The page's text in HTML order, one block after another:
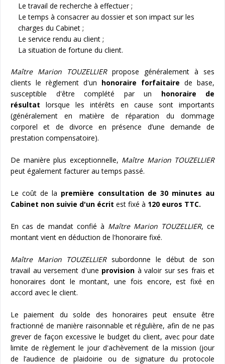
Le travail de recherche à effectuer ;
Le temps à consacrer au dossier et son impact sur les
charges du Cabinet ;
Le service rendu au client ;
La situation de fortune du client.
Maître Marion TOUZELLIERpropose généralement à ses
clients le règlement d'un honoraire forfaitaire de base,
susceptible d'être complété par un honoraire de
résultat lorsque les intérêts en cause sont importants
(généralement en matière de réparation du dommage
corporel et de divorce en présence d’une demande de
prestation compensatoire).
De manière plus exceptionnelle, Maître Marion TOUZELLIER
peut également facturer au temps passé.
Le coût de la première consultation de 30 minutes au
Cabinet non suivie d'un écrit est fixé à 120 euros TTC.
En cas de mandat confié à Maître Marion TOUZELLIER, ce
montant vient en déduction de l'honoraire fixé.
Maître Marion TOUZELLIERsubordonne le début de son
travail au versement d'une provision à valoir sur ses frais et
honoraires dont le montant, une fois encore, est fixé en
accord avec le client.
Le paiement du solde des honoraires peut ensuite être
fractionné de manière raisonnable et régulière, afin de ne pas
grever de façon excessive le budget du client, avec pour date
limite de règlement le jour d'achèvement de la mission (jour
de l’audience de plaidoirie ou de signature du protocole